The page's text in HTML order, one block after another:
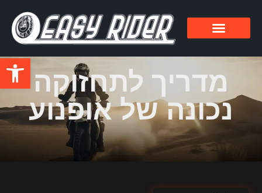
פתח מדריך לתחזוקה
נכונה של אופנוע